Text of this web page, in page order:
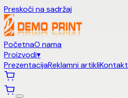
Preskoči na sadržaj
PočetnaO nama
Proizvodi▾
PrezentacijaReklamni artikliKontakt